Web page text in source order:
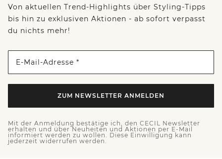
Von aktuellen Trend-Highlights über Styling-Tipps
bis hin zu exklusiven Aktionen - ab sofort verpasst
du nichts mehr!
E-Mail-Adresse *
ZUM NEWSLETTER ANMELDEN
Mit der Anmeldung bestätige ich, den CECIL Newsletter
erhalten und über Neuheiten und Aktionen per E-Mail
informiert werden zu wollen. Diese Einwilligung kann
jederzeit widerrufen werden.